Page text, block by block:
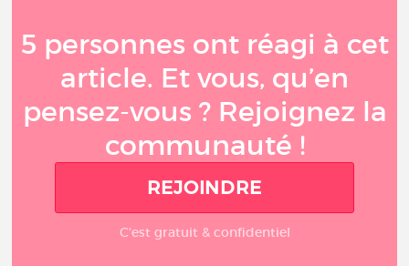
5 personnes ont réagi à cet
article. Et vous, qu’en
pensez-vous ? Rejoignez la
communauté !
REJOINDRE
C'est gratuit & confidentiel